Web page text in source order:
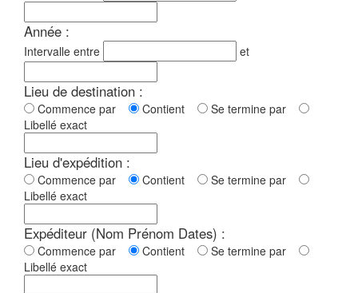
Année :
Intervalle entre et
Lieu de destination :
Commence par Contient
Se termine par
Libellé exact
Lieu d'expédition :
Commence par Contient
Se termine par
Libellé exact
Expéditeur (Nom Prénom Dates) :
Commence par Contient
Se termine par
Libellé exact